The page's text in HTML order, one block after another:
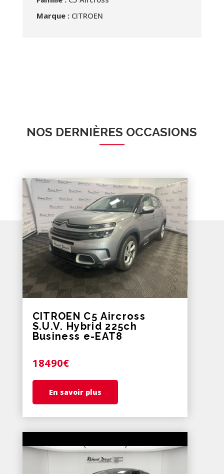
Marque : CITROEN
NOS DERNIÈRES OCCASIONS
CITROEN C5 Aircross
S.U.V. Hybrid 225ch
Business e-EAT8
18490€
En savoir plus